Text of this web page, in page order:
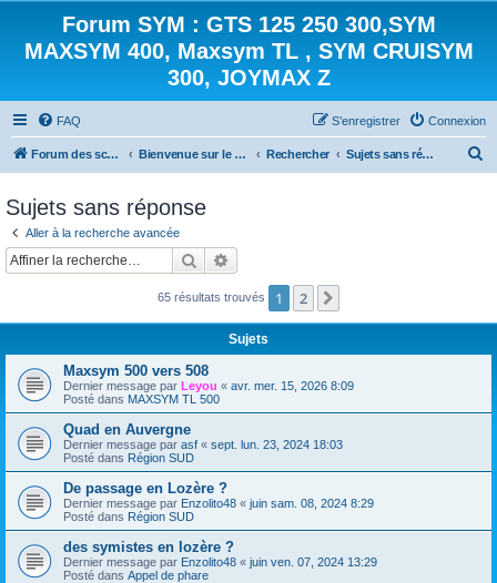
Forum SYM : GTS 125 250 300,SYM
MAXSYM 400, Maxsym TL , SYM CRUISYM
300, JOYMAX Z
FAQ Connexion
S’enregistrer
Forum des scooters SYM - GTS -MAXSYM - CRUISYM - JOYMAX - Maxsym TL Bienvenue sur le forum des scooters de la gamme SYM Rechercher Sujets sans réponse
Sujets sans réponse
Aller à la recherche avancée
Rechercher
65 résultats trouvés 1 2
Sujets
Maxsym 500 vers 508
Dernier message par Leyou « avr. mer. 15, 2026 8:09
Posté dans MAXSYM TL 500
Quad en Auvergne
Dernier message par asf « sept. lun. 23, 2024 18:03
Posté dans Région SUD
De passage en Lozère ?
Dernier message par Enzolito48 « juin sam. 08, 2024 8:29
Posté dans Région SUD
des symistes en lozère ?
Dernier message par Enzolito48 « juin ven. 07, 2024 13:29
Posté dans Appel de phare